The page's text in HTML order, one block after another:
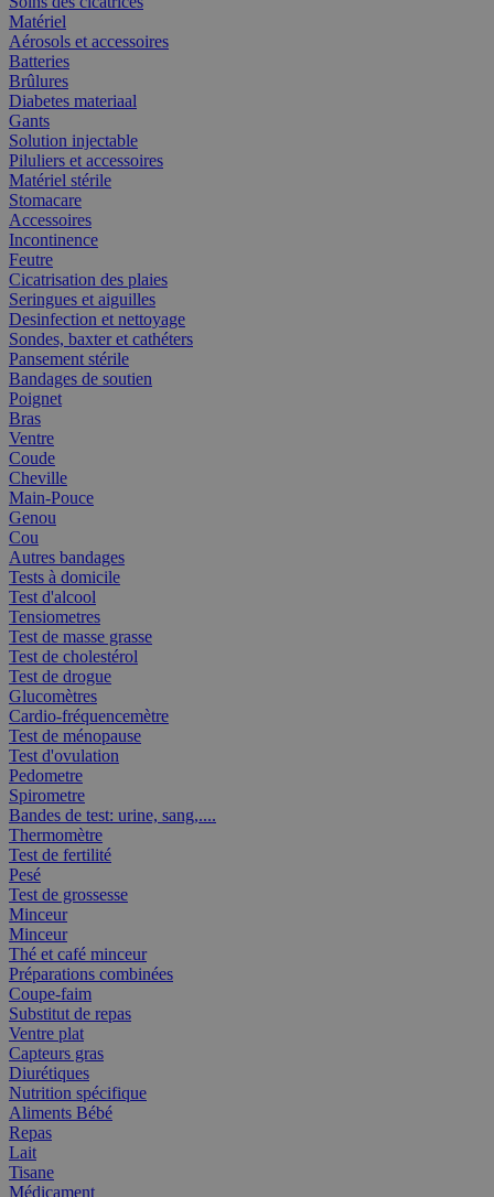
Matériel
Aérosols et accessoires
Batteries
Brûlures
Diabetes materiaal
Gants
Solution injectable
Piluliers et accessoires
Matériel stérile
Stomacare
Accessoires
Incontinence
Feutre
Cicatrisation des plaies
Seringues et aiguilles
Desinfection et nettoyage
Sondes, baxter et cathéters
Pansement stérile
Bandages de soutien
Poignet
Bras
Ventre
Coude
Cheville
Main-Pouce
Genou
Cou
Autres bandages
Tests à domicile
Test d'alcool
Tensiometres
Test de masse grasse
Test de cholestérol
Test de drogue
Glucomètres
Cardio-fréquencemètre
Test de ménopause
Test d'ovulation
Pedometre
Spirometre
Bandes de test: urine, sang,....
Thermomètre
Test de fertilité
Pesé
Test de grossesse
Minceur
Minceur
Thé et café minceur
Préparations combinées
Coupe-faim
Substitut de repas
Ventre plat
Capteurs gras
Diurétiques
Nutrition spécifique
Aliments Bébé
Repas
Lait
Tisane
Médicament